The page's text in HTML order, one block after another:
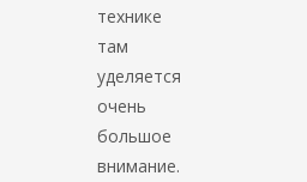
технике
там
уделяется
очень
большое
внимание.